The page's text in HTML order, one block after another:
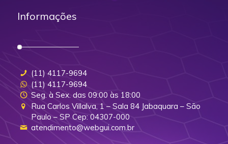
Informações
(11) 4117-9694
(11) 4117-9694
Seg. à Sex. das 09:00 às 18:00
Rua Carlos Villalva, 1 – Sala 84 Jabaquara – São
Paulo – SP Cep: 04307-000
atendimento@webgui.com.br